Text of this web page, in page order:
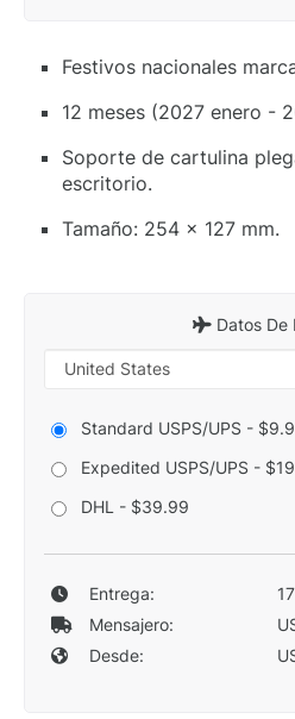
Festivos nacionales
12 meses (2027 enero -
Soporte de cartulina
escritorio.
Tamaño: 254 x 127 mm.
Datos De
Standard USPS/UPS -
Expedited USPS/UPS -
DHL - $39.99
Entrega:
Mensajero:
Desde: